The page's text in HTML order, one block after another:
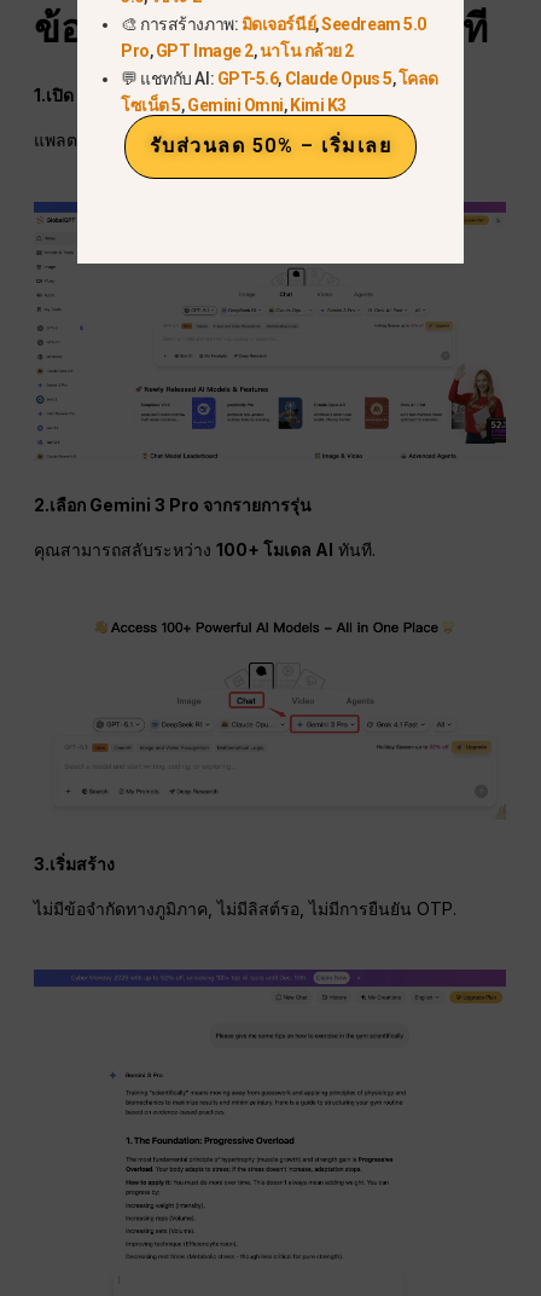
ข้อดี เกี่ยวกับระดับโลกจีพีที
1.เปิด Global GPT
แพลตฟอร์มนี้ใช้ผ่านเว็บเบราว์เซอร์โดยไม่ต้องดาวน์โหลด.
2.เลือก Gemini 3 Pro จากรายการรุ่น
คุณสามารถสลับระหว่าง100+ โมเดล AI ทันที.
3.เริ่มสร้าง
ไม่มีข้อจำกัดทางภูมิภาค, ไม่มีลิสต์รอ, ไม่มีการยืนยัน OTP.
🎨 การสร้างภาพ: มิดเจอร์นีย์,Seedream 5.0
Pro,GPT Image 2,นาโน กล้วย 2
💬 แชทกับ AI: GPT-5.6, Claude Opus 5,โคลด
โซเน็ต 5,Gemini Omni,Kimi K3
รับส่วนลด 50% – เริ่มเลย